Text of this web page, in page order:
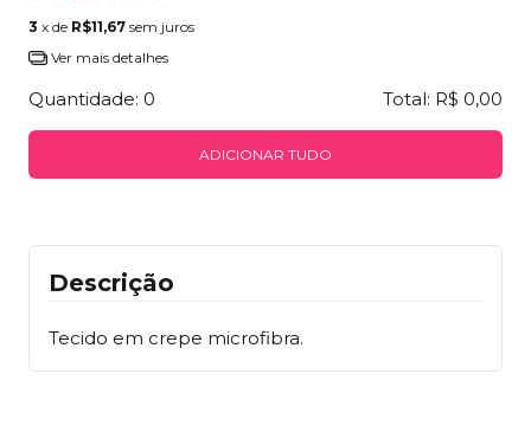
3 x de R$11,67 sem juros
Ver mais detalhes
Quantidade: 0 Total: R$ 0,00
ADICIONAR TUDO
Descrição
Tecido em crepe microfibra.